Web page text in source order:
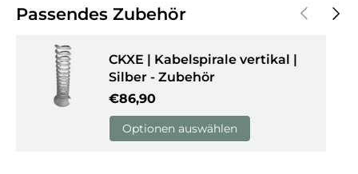
Passendes Zubehör Vorherige
CKXE | Kabelspirale vertikal |
Silber - Zubehör
Normaler Preis
€86,90
Optionen auswählen